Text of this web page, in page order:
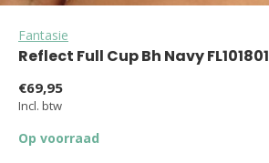
Fantasie
Reflect Full Cup Bh Navy FL101801
€69,95
Incl. btw
Op voorraad